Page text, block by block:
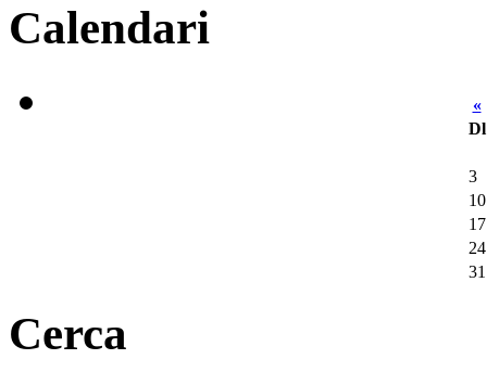
Calendari
«
Dl
3
10
17
24
31
Cerca